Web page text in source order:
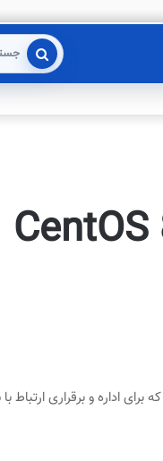
جستجو
برای